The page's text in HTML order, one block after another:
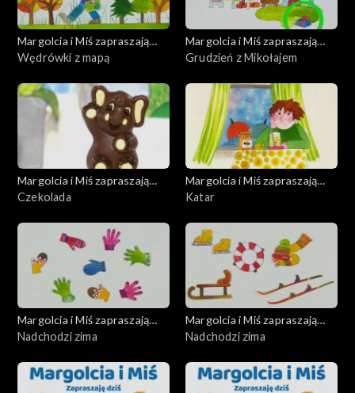
Margolcia i Miś zapraszają
dziś
Wędrówki z mapą
Margolcia i Miś zapraszają
dziś
Grudzień z Mikołajem
Margolcia i Miś zapraszają
dziś
Czekolada
Margolcia i Miś zapraszają
dziś
Katar
Margolcia i Miś zapraszają
dziś
Nadchodzi zima
Margolcia i Miś zapraszają
dziś
Nadchodzi zima